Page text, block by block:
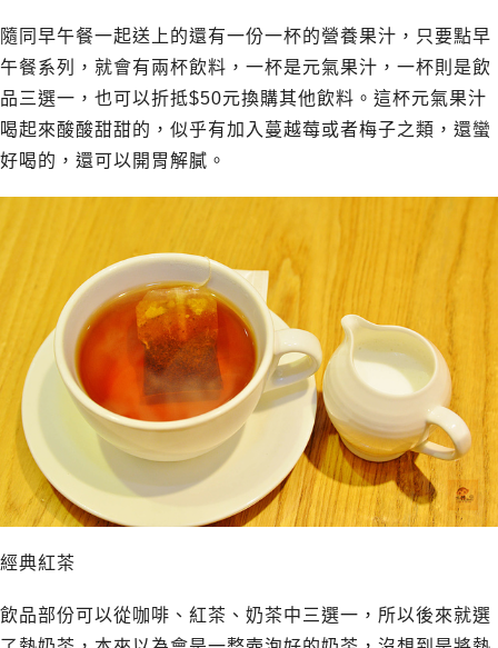
隨同早午餐一起送上的還有一份一杯的營養果汁，只要點早
午餐系列，就會有兩杯飲料，一杯是元氣果汁，一杯則是飲
品三選一，也可以折抵$50元換購其他飲料。這杯元氣果汁
喝起來酸酸甜甜的，似乎有加入蔓越莓或者梅子之類，還蠻
好喝的，還可以開胃解膩。
經典紅茶
飲品部份可以從咖啡、紅茶、奶茶中三選一，所以後來就選